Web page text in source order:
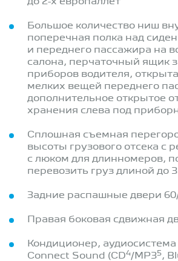
Большое количество ниш
поперечная полка над
и переднего пассажира на
салона, перчаточный ящик
приборов водителя,
мелких вещей переднего
дополнительное открытое
хранения слева под
Сплошная съемная
высоты грузового отсека с
с люком для длинномеров,
перевозить груз длиной до
Задние распашные двери
Правая боковая сдвижная
Кондиционер,
Connect Sound (CD4 /MP35 ,